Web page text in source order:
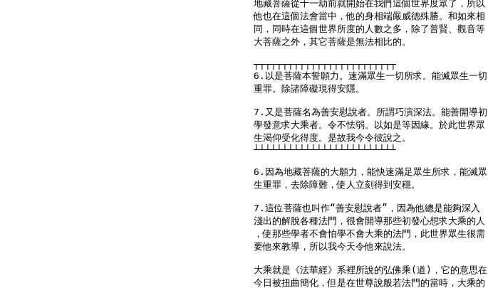
地藏菩薩從十一劫前就開始在我們這個世界度眾了，所以
他也在這個法會當中，他的身相端嚴威德殊勝。和如來相
同，同時在這個世界所度的人數之多，除了普賢、觀音等
大菩薩之外，其它菩薩是無法相比的。
┬┬┬┬┬┬┬┬┬┬┬┬┬┬┬┬┬┬┬┬┬┬┬┬┬
6.以是菩薩本誓願力。速滿眾生一切所求。能滅眾生一切
重罪。除諸障礙現得安隱。
7.又是菩薩名為善安慰說者。所謂巧演深法。能善開導初
學發意求大乘者。令不怯弱。以如是等因緣。於此世界眾
生渴仰受化得度。是故我今令彼說之。
┴┴┴┴┴┴┴┴┴┴┴┴┴┴┴┴┴┴┴┴┴┴┴┴┴
6.因為地藏菩薩的大願力，能快速滿足眾生所求，能滅眾
生重罪，去除障難，使人立刻得到安穩。
7.這位菩薩也叫作“善安慰說者”，因為他總是能夠深入
淺出的解脫各種法門，很會開導那些初發心想求大乘的人
，使那些學者不會怕學不會大乘的法門，此世界眾生很需
要他來教導，所以我今天令他來說法。
大乘就是《法華經》系裡所說的弘佛乘(道)，它的意思在
今日被扭曲簡化，但是在世尊說般若法門的當時，大乘的